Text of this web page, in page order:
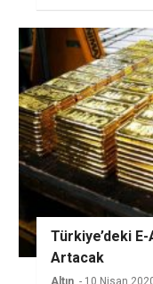
Türkiye’deki E-
Artacak
Altın - 10 Nisan